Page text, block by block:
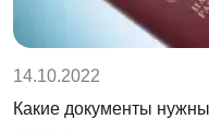
14.10.2022
Какие документы